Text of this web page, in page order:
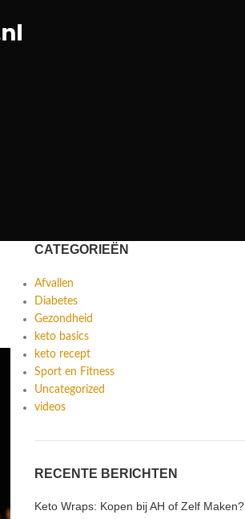
CATEGORIEËN
Afvallen
Diabetes
Gezondheid
keto basics
keto recept
Sport en Fitness
Uncategorized
videos
RECENTE BERICHTEN
Keto Wraps: Kopen bij AH of Zelf Maken?